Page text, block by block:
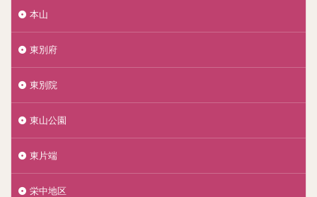
本山
東別府
東別院
東山公園
東片端
栄中地区